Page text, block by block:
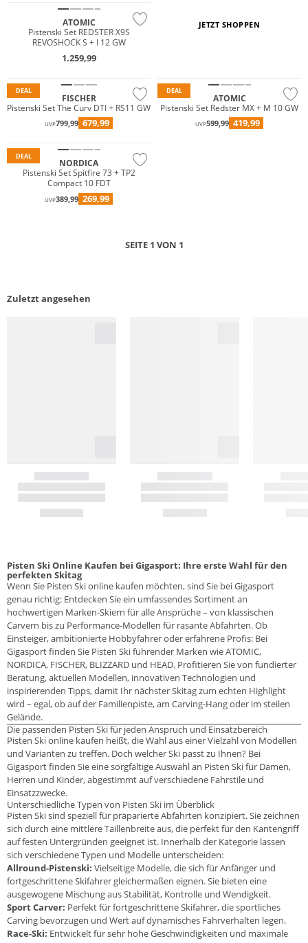
ATOMIC
Pistenski Set REDSTER X9S
REVOSHOCK S + I 12 GW
1.259,99
JETZT SHOPPEN
DEAL
FISCHER
Pistenski Set The Curv DTI + RS11 GW
UVP799,99 679,99
DEAL
ATOMIC
Pistenski Set Redster MX + M 10 GW
UVP599,99 419,99
DEAL
NORDICA
Pistenski Set Spitfire 73 + TP2
Compact 10 FDT
UVP389,99 269,99
SEITE 1 VON 1
Zuletzt angesehen
Pisten Ski Online Kaufen bei Gigasport: Ihre erste Wahl für den
perfekten Skitag
Wenn Sie Pisten Ski online kaufen möchten, sind Sie bei Gigasport
genau richtig: Entdecken Sie ein umfassendes Sortiment an
hochwertigen Marken-Skiern für alle Ansprüche – von klassischen
Carvern bis zu Performance-Modellen für rasante Abfahrten. Ob
Einsteiger, ambitionierte Hobbyfahrer oder erfahrene Profis: Bei
Gigasport finden Sie Pisten Ski führender Marken wie ATOMIC,
NORDICA, FISCHER, BLIZZARD und HEAD. Profitieren Sie von fundierter
Beratung, aktuellen Modellen, innovativen Technologien und
inspirierenden Tipps, damit Ihr nächster Skitag zum echten Highlight
wird – egal, ob auf der Familienpiste, am Carving-Hang oder im steilen
Gelände.
Die passenden Pisten Ski für jeden Anspruch und Einsatzbereich
Pisten Ski online kaufen heißt, die Wahl aus einer Vielzahl von Modellen
und Varianten zu treffen. Doch welcher Ski passt zu Ihnen? Bei
Gigasport finden Sie eine sorgfältige Auswahl an Pisten Ski für Damen,
Herren und Kinder, abgestimmt auf verschiedene Fahrstile und
Einsatzzwecke.
Unterschiedliche Typen von Pisten Ski im Überblick
Pisten Ski sind speziell für präparierte Abfahrten konzipiert. Sie zeichnen
sich durch eine mittlere Taillenbreite aus, die perfekt für den Kantengriff
auf festen Untergründen geeignet ist. Innerhalb der Kategorie lassen
sich verschiedene Typen und Modelle unterscheiden:
Allround-Pistenski: Vielseitige Modelle, die sich für Anfänger und
fortgeschrittene Skifahrer gleichermaßen eignen. Sie bieten eine
ausgewogene Mischung aus Stabilität, Kontrolle und Wendigkeit.
Sport Carver: Perfekt für fortgeschrittene Skifahrer, die sportliches
Carving bevorzugen und Wert auf dynamisches Fahrverhalten legen.
Race-Ski: Entwickelt für sehr hohe Geschwindigkeiten und maximale